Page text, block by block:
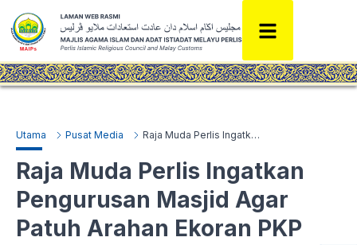
Utama Pusat Media Raja Muda Perlis Ingatkan Pengurusan Masjid Agar Patuh Arahan Ekoran PKP
Raja Muda Perlis Ingatkan
Pengurusan Masjid Agar
Patuh Arahan Ekoran PKP